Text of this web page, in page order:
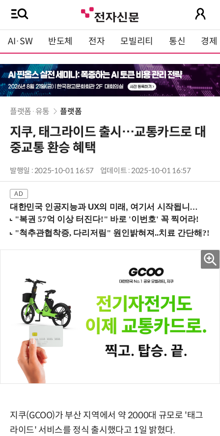
AI·SW 반도체 전자 모빌리티 통신 경제
플랫폼·유통 플랫폼
지쿠, 태그라이드 출시…교통카드로 대
중교통 환승 혜택
발행일 : 2025-10-01 16:57 업데이트 : 2025-10-01 16:57
대한민국 인공지능과 UX의 미래, 여기서 시작됩니다! (9/2 강남역)
지쿠(GCOO)가 부산 지역에서 약 2000대 규모로 '태그
라이드' 서비스를 정식 출시했다고 1일 밝혔다.